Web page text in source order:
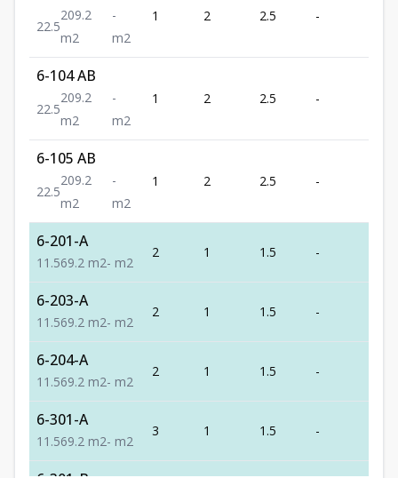
22.5
209.2
m2
-
m2
1 2 2.5 -
6-104 AB
22.5
209.2
m2
-
m2
1 2 2.5 -
6-105 AB
22.5
209.2
m2
-
m2
1 2 2.5 -
6-201-A
1 1.569.2 m2- m2
2 1 1.5 -
6-203-A
1 1.569.2 m2- m2
2 1 1.5 -
6-204-A
1 1.569.2 m2- m2
2 1 1.5 -
6-301-A
1 1.569.2 m2- m2
3 1 1.5 -